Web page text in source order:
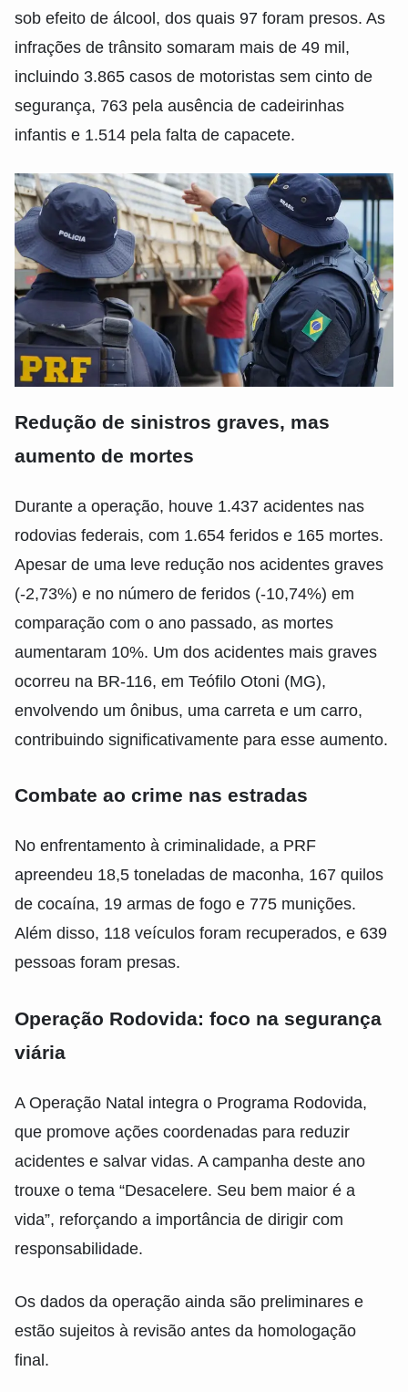
sob efeito de álcool, dos quais 97 foram presos. As
infrações de trânsito somaram mais de 49 mil,
incluindo 3.865 casos de motoristas sem cinto de
segurança, 763 pela ausência de cadeirinhas
infantis e 1.514 pela falta de capacete.
Redução de sinistros graves, mas
aumento de mortes
Durante a operação, houve 1.437 acidentes nas
rodovias federais, com 1.654 feridos e 165 mortes.
Apesar de uma leve redução nos acidentes graves
(-2,73%) e no número de feridos (-10,74%) em
comparação com o ano passado, as mortes
aumentaram 10%. Um dos acidentes mais graves
ocorreu na BR-116, em Teófilo Otoni (MG),
envolvendo um ônibus, uma carreta e um carro,
contribuindo significativamente para esse aumento.
Combate ao crime nas estradas
No enfrentamento à criminalidade, a PRF
apreendeu 18,5 toneladas de maconha, 167 quilos
de cocaína, 19 armas de fogo e 775 munições.
Além disso, 118 veículos foram recuperados, e 639
pessoas foram presas.
Operação Rodovida: foco na segurança
viária
A Operação Natal integra o Programa Rodovida,
que promove ações coordenadas para reduzir
acidentes e salvar vidas. A campanha deste ano
trouxe o tema “Desacelere. Seu bem maior é a
vida”, reforçando a importância de dirigir com
responsabilidade.
Os dados da operação ainda são preliminares e
estão sujeitos à revisão antes da homologação
final.